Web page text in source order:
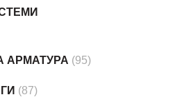
АРМАТУРА (95)
(87)